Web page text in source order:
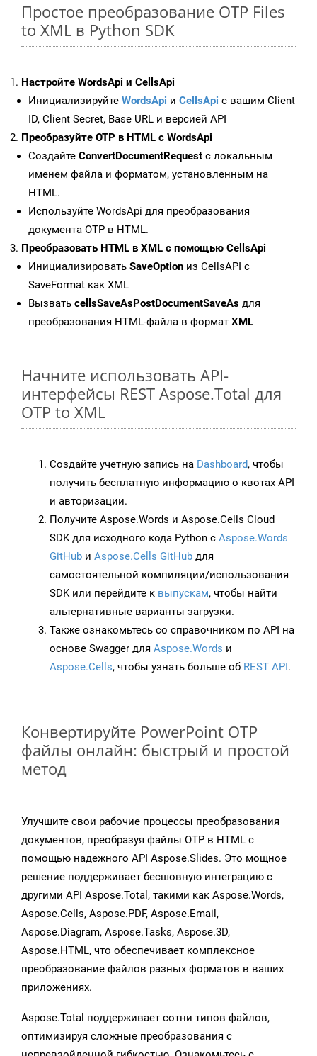
Простое преобразование OTP Files
to XML в Python SDK
Настройте WordsApi и CellsApi
Инициализируйте WordsApi и CellsApi с вашим Client
ID, Client Secret, Base URL и версией API
Преобразуйте OTP в HTML с WordsApi
Создайте ConvertDocumentRequest с локальным
именем файла и форматом, установленным на
HTML.
Используйте WordsApi для преобразования
документа OTP в HTML.
Преобразовать HTML в XML с помощью CellsApi
Инициализировать SaveOption из CellsAPI с
SaveFormat как XML
Вызвать cellsSaveAsPostDocumentSaveAs для
преобразования HTML-файла в формат XML
Начните использовать API-
интерфейсы REST Aspose.Total для
OTP to XML
Создайте учетную запись на Dashboard, чтобы
получить бесплатную информацию о квотах API
и авторизации.
Получите Aspose.Words и Aspose.Cells Cloud
SDK для исходного кода Python с Aspose.Words
GitHub и Aspose.Cells GitHub для
самостоятельной компиляции/использования
SDK или перейдите к выпускам, чтобы найти
альтернативные варианты загрузки.
Также ознакомьтесь со справочником по API на
основе Swagger для Aspose.Words и
Aspose.Cells, чтобы узнать больше об REST API.
Конвертируйте PowerPoint OTP
файлы онлайн: быстрый и простой
метод
Улучшите свои рабочие процессы преобразования
документов, преобразуя файлы OTP в HTML с
помощью надежного API Aspose.Slides. Это мощное
решение поддерживает бесшовную интеграцию с
другими API Aspose.Total, такими как Aspose.Words,
Aspose.Cells, Aspose.PDF, Aspose.Email,
Aspose.Diagram, Aspose.Tasks, Aspose.3D,
Aspose.HTML, что обеспечивает комплексное
преобразование файлов разных форматов в ваших
приложениях.
Aspose.Total поддерживает сотни типов файлов,
оптимизируя сложные преобразования с